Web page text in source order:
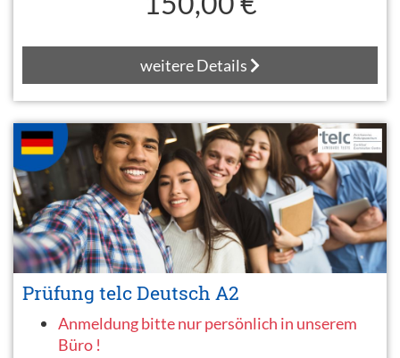
weitere Details
Prüfung telc Deutsch A2
Anmeldung bitte nur persönlich in unserem
Büro !